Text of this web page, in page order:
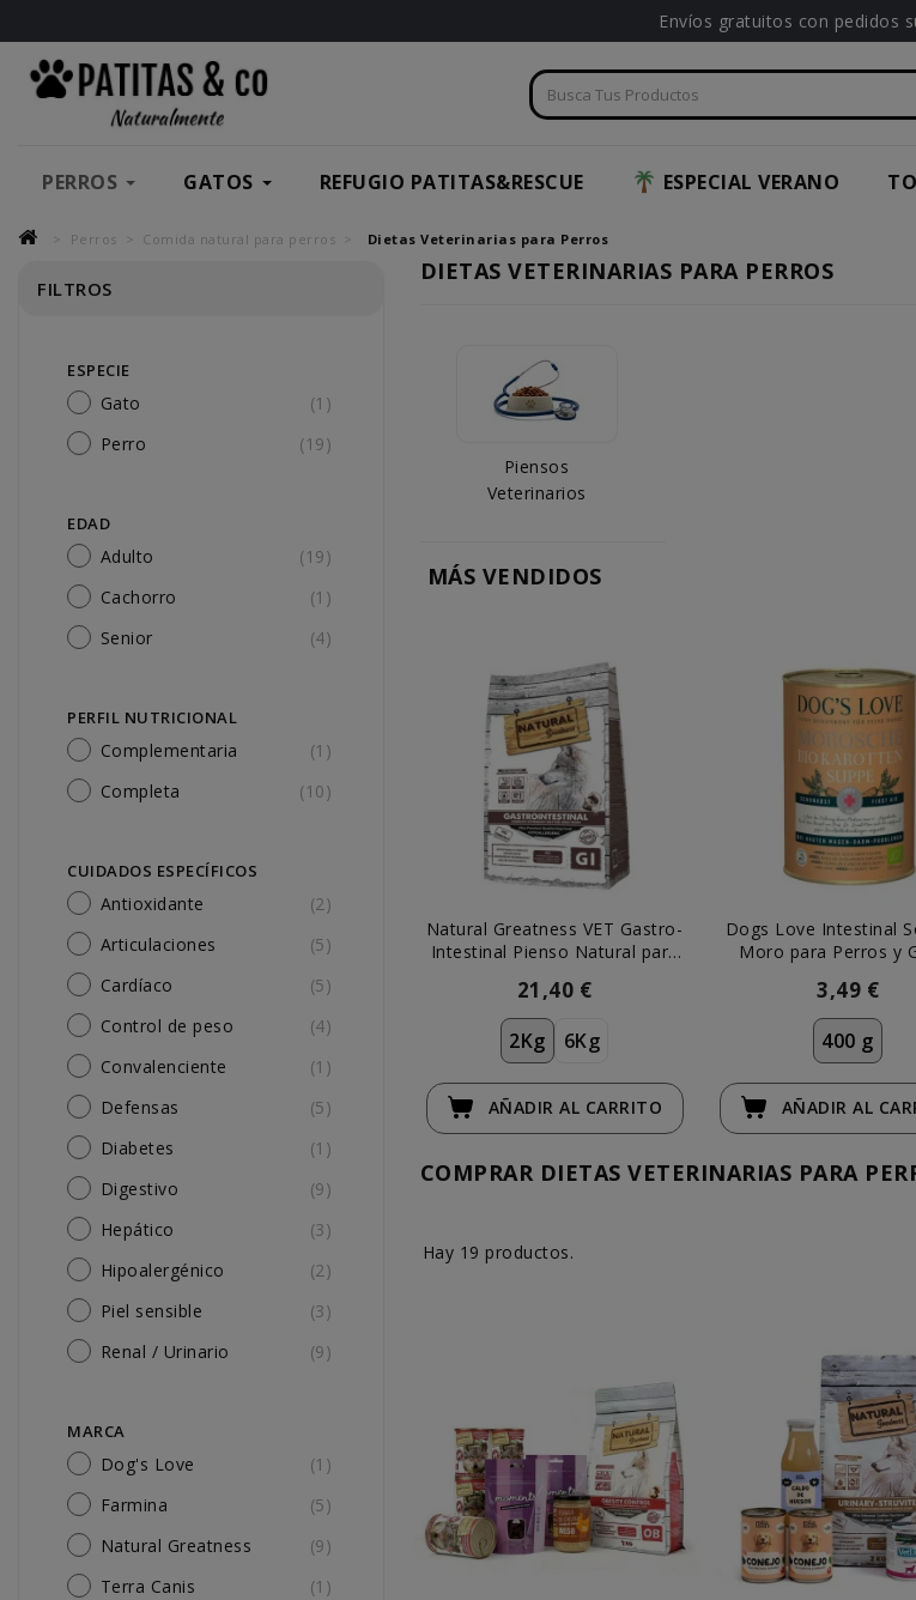
Envíos gratuitos con pedidos
PERROS GATOS REFUGIO PATITAS&RESCUE ESPECIAL VERANO
Perros Comida natural para perros Dietas Veterinarias para Perros
FILTROS
ESPECIE
Gato
(1)
Perro
(19)
EDAD
Adulto
(19)
Cachorro
(1)
Senior
(4)
PERFIL NUTRICIONAL
Complementaria
(1)
Completa
(10)
CUIDADOS ESPECÍFICOS
Antioxidante
(2)
Articulaciones
(5)
Cardíaco
(5)
Control de peso
(4)
Convalenciente
(1)
Defensas
(5)
Diabetes
(1)
Digestivo
(9)
Hepático
(3)
Hipoalergénico
(2)
Piel sensible
(3)
Renal / Urinario
(9)
MARCA
Dog's Love
(1)
Farmina
(5)
Natural Greatness
(9)
Terra Canis
(1)
DIETAS VETERINARIAS PARA PERROS
Piensos
Veterinarios
MÁS VENDIDOS
Natural Greatness VET Gastro-
Intestinal Pienso Natural para
21,40 €
2Kg 6Kg
AÑADIRAL CARRITO
Dogs Love Intestinal
Moro para Perros y
3,49 €
400 g
AÑADIRAL
COMPRAR DIETAS VETERINARIAS PARA
Hay 19 productos.